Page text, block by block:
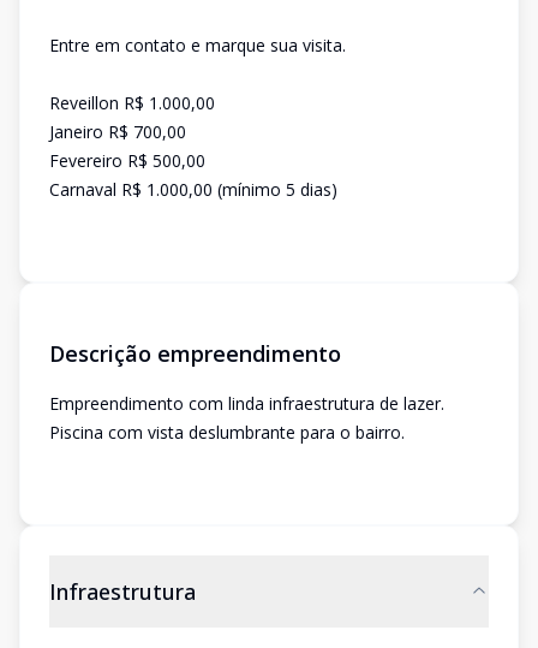
Entre em contato e marque sua visita.
Reveillon R$ 1.000,00
Janeiro R$ 700,00
Fevereiro R$ 500,00
Carnaval R$ 1.000,00 (mínimo 5 dias)
Descrição empreendimento
Empreendimento com linda infraestrutura de lazer.
Piscina com vista deslumbrante para o bairro.
Infraestrutura